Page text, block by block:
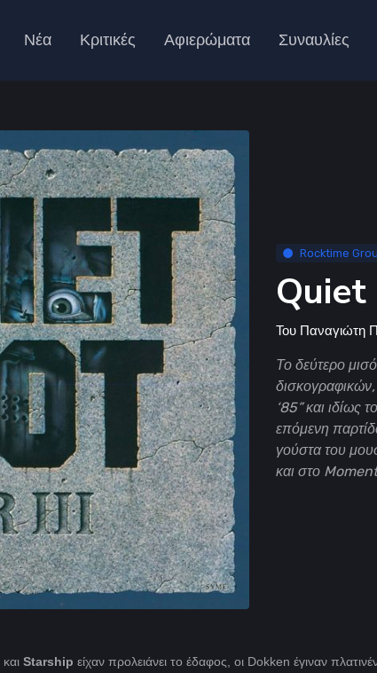
Νέα Κριτικές Αφιερώματα Συναυλίες
Rocktime
Του Παναγιώτη
Το δεύτερο
‘85” και ιδίως
επόμενη
γούστα του
και στο
και Starship είχαν προλειάνει το έδαφος, οι Dokken έγιναν